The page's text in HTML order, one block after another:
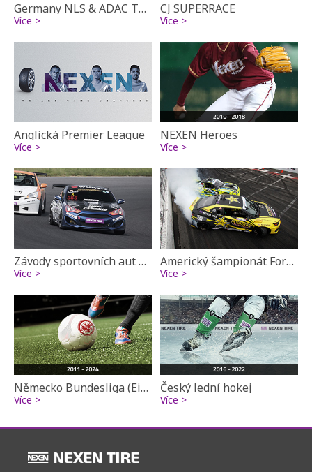
Germany NLS & ADAC TOTAL 24 Hour Race
Více >
CJ SUPERRACE
Více >
Anglická Premier League
Více >
NEXEN Heroes
Více >
Závody sportovních aut NEXEN TIRE Speed Racing
Více >
Americký šampionát Formula Drift
Více >
Německo Bundesliga (Eintracht Frankfurt)
Více >
Český lední hokej
Více >